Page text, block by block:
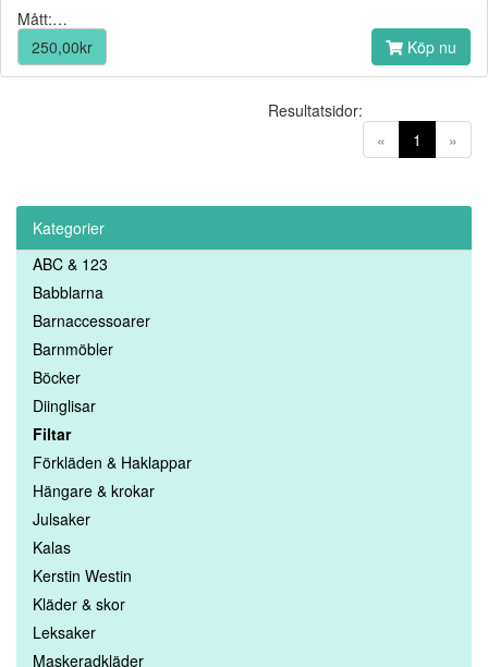
Mått:…
250,00kr
Köp nu
« 1 (current)
»
Resultatsidor:
Kategorier
ABC & 123
Babblarna
Barnaccessoarer
Barnmöbler
Böcker
Diinglisar
Filtar
Förkläden & Haklappar
Hängare & krokar
Julsaker
Kalas
Kerstin Westin
Kläder & skor
Leksaker
Maskeradkläder